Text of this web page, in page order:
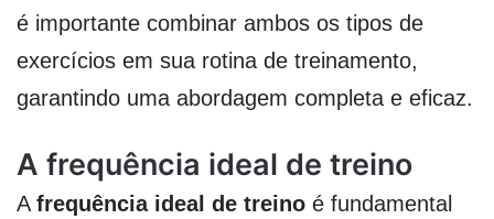
é importante combinar ambos os tipos de
exercícios em sua rotina de treinamento,
garantindo uma abordagem completa e eficaz.
A frequência ideal de treino
A frequência ideal de treino é fundamental